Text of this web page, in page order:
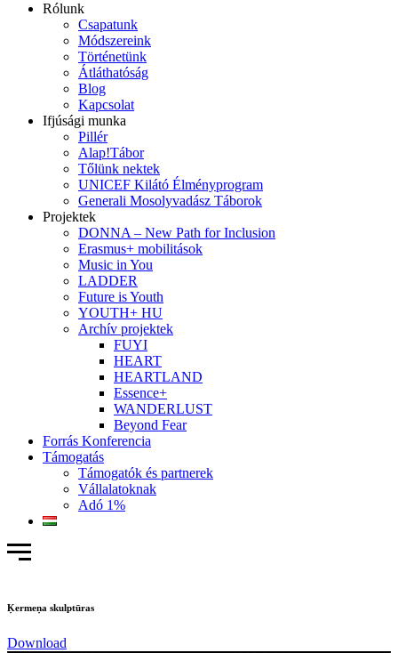
Rólunk
Csapatunk
Módszereink
Történetünk
Átláthatóság
Blog
Kapcsolat
Ifjúsági munka
Pillér
Alap!Tábor
Tőlünk nektek
UNICEF Kilátó Élményprogram
Generali Mosolyvadász Táborok
Projektek
DONNA – New Path for Inclusion
Erasmus+ mobilitások
Music in You
LADDER
Future is Youth
YOUTH+ HU
Archív projektek
FUYI
HEART
HEARTLAND
Essence+
WANDERLUST
Beyond Fear
Forrás Konferencia
Támogatás
Támogatók és partnerek
Vállalatoknak
Adó 1%
Ķermeņa skulptūras
Download